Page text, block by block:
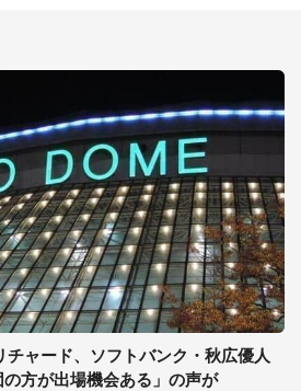
チャード、ソフトバンク・秋広優人
方が出場機会ある」の声が